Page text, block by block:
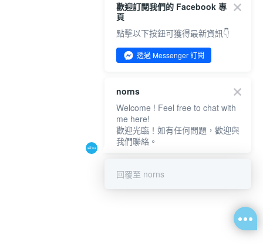
歡迎訂閱我們的 Facebook 專
頁
點擊以下按鈕可獲得最新資訊👇
透過 Messenger 訂閱
norns
Welcome ! Feel free to chat with
me here!
歡迎光臨！如有任何問題，歡迎與
我們聯絡。
回覆至 norns